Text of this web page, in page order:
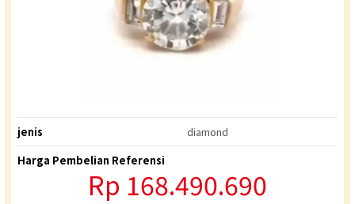
jenis
diamond
Harga Pembelian Referensi
Rp 168.490.690